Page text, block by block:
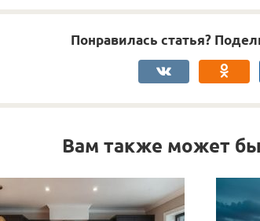
Понравилась статья?
Вам также может